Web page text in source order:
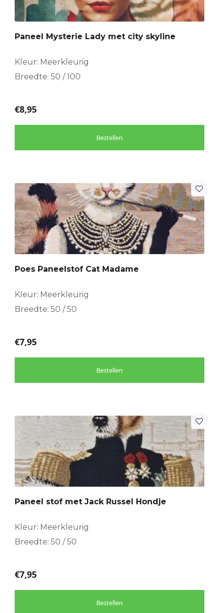
Paneel Mysterie Lady met city skyline
Kleur: Meerkleurig
Breedte: 50 / 100
€8,95
Bestellen
Poes Paneelstof Cat Madame
Kleur: Meerkleurig
Breedte: 50 / 50
€7,95
Bestellen
Paneel stof met Jack Russel Hondje
Kleur: Meerkleurig
Breedte: 50 / 50
€7,95
Bestellen